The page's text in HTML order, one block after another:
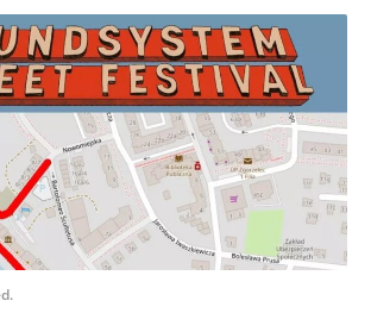
moje dane w tej przeglądarce podczas
komentarzy.